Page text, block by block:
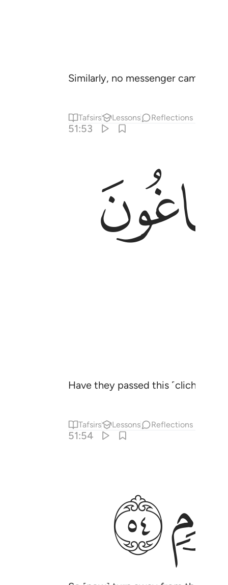
Similarly, no messenger came to
Tafsirs Lessons Reflections
51:53
Have they passed this ˹cliché˺
Tafsirs Lessons Reflections
51:54
ﱜ